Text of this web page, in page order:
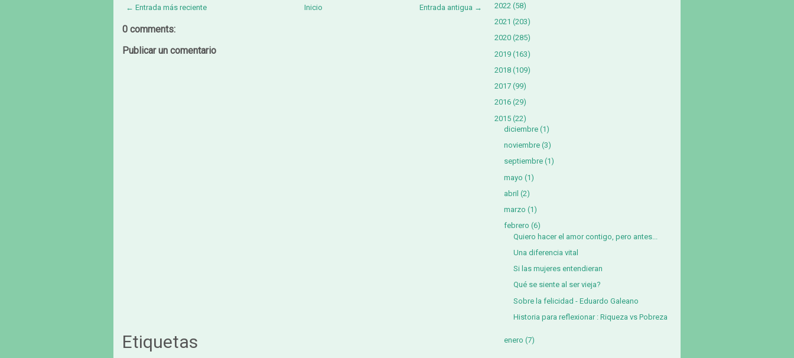
← Entrada más reciente Entrada antigua →
Inicio
0 comments:
Publicar un comentario
Etiquetas
2022 (58)
2021 (203)
2020 (285)
2019 (163)
2018 (109)
2017 (99)
2016 (29)
2015 (22)
diciembre (1)
noviembre (3)
septiembre (1)
mayo (1)
abril (2)
marzo (1)
febrero (6)
Quiero hacer el amor contigo, pero antes...
Una diferencia vital
Si las mujeres entendieran
Qué se siente al ser vieja?
Sobre la felicidad - Eduardo Galeano
Historia para reflexionar : Riqueza vs Pobreza
enero (7)